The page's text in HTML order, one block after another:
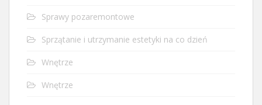
Sprawy pozaremontowe
Sprzątanie i utrzymanie estetyki na co dzień
Wnętrze
Wnętrze